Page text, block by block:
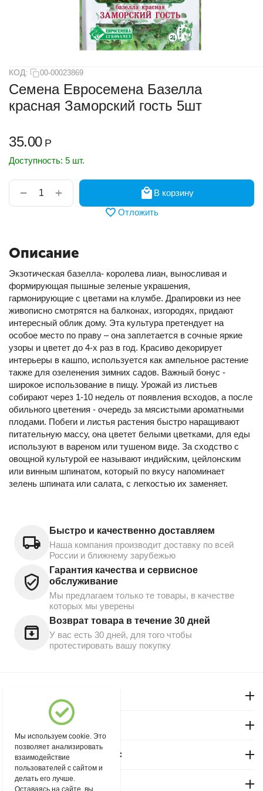
КОД: 00-00023869
Семена Евросемена Базелла
красная Заморский гость 5шт
35.00 Р
Доступность: 5 шт.
+
−
В корзину
Отложить
Описание
Экзотическая базелла- королева лиан, выносливая и
формирующая пышные зеленые украшения,
гармонирующие с цветами на клумбе. Драпировки из нее
живописно смотрятся на балконах, изгородях, придают
интересный облик дому. Эта культура претендует на
особое место по праву – она заплетается в сочные яркие
узоры и цветет до 4-х раз в год. Красиво декорирует
интерьеры в кашпо, используется как ампельное растение
также для озеленения зимних садов. Важный бонус -
широкое использование в пищу. Урожай из листьев
собирают через 1-10 недель от появления всходов, а после
обильного цветения - очередь за мясистыми ароматными
плодами. Побеги и листья растения быстро наращивают
питательную массу, она цветет белыми цветками, для еды
используют в вареном или тушеном виде. За сходство с
овощной культурой ее называют индийским, цейлонским
или винным шпинатом, который по вкусу напоминает
зелень шпината или салата, с легкостью их заменяет.
Быстро и качественно доставляем
Наша компания производит доставку по всей
России и ближнему зарубежью
Гарантия качества и сервисное
обслуживание
Мы предлагаем только те товары, в качестве
которых мы уверены
Возврат товара в течение 30 дней
У вас есть 30 дней, для того чтобы
протестировать вашу покупку
Магазин "Северный"
Покупательский сервис
Контакты
Мы используем cookie. Это
позволяет анализировать
взаимодействие
пользователей с сайтом и
делать его лучше.
Оставаясь на сайте, вы